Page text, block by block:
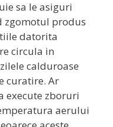
sa le asiguri
zgomotul produs
datorita
circula in
calduroase
curatire. Ar
execute zboruri
aerului